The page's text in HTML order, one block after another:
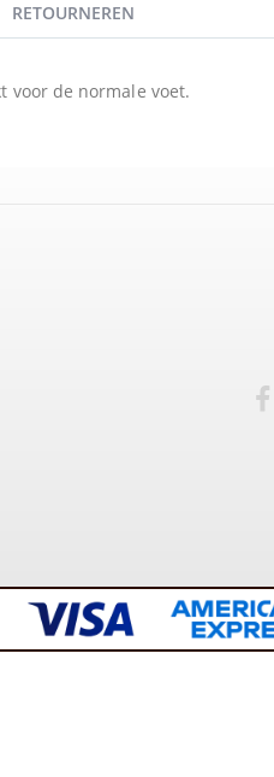
voor de normale voet.
RETOURNEREN